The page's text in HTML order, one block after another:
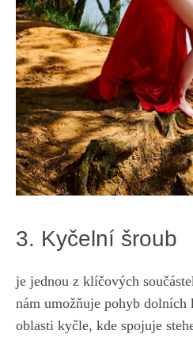
3. Kyčelní šroub
je jednou z klíčových
nám umožňuje pohyb dolních
oblasti ⁤kyčle, kde spojuje